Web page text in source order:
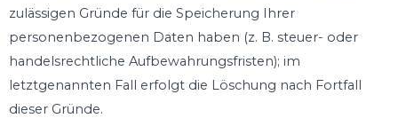
zulässigen Gründe für die Speicherung Ihrer
personenbezogenen Daten haben (z. B. steuer- oder
handelsrechtliche Aufbewahrungsfristen); im
letztgenannten Fall erfolgt die Löschung nach Fortfall
dieser Gründe.